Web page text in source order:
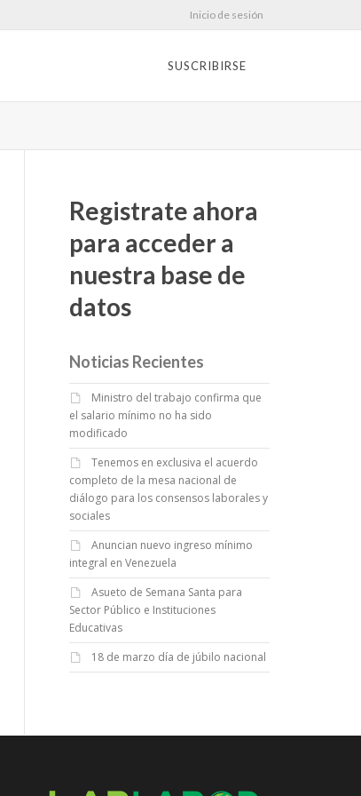
Inicio de sesión
SUSCRIBIRSE
Registrate ahora
para acceder a
nuestra base de
datos
Noticias Recientes
Ministro del trabajo confirma que
el salario mínimo no ha sido
modificado
Tenemos en exclusiva el acuerdo
completo de la mesa nacional de
diálogo para los consensos laborales y
sociales
Anuncian nuevo ingreso mínimo
integral en Venezuela
Asueto de Semana Santa para
Sector Público e Instituciones
Educativas
18 de marzo día de júbilo nacional